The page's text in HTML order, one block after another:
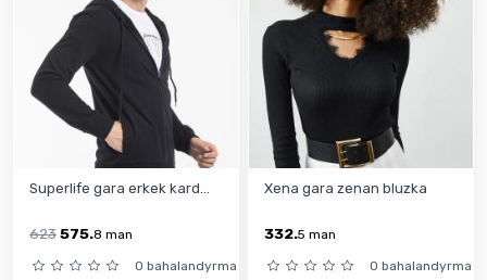
Superlife gara erkek kard...
623575.8 man
0 bahalandyrma
Xena gara zenan bluzka
332.5 man
0 bahalandyrma